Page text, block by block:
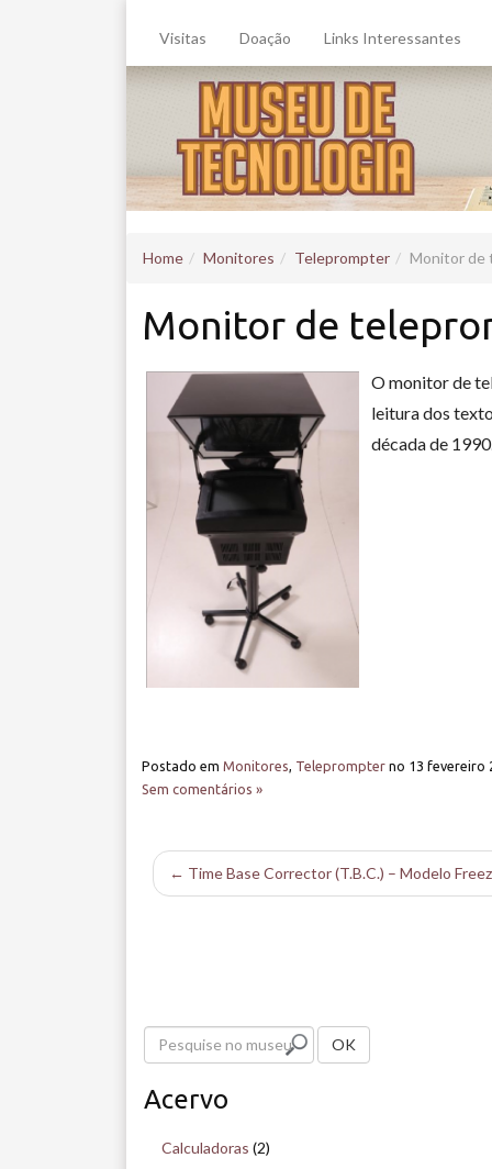
Visitas Doação Links Interessantes
Home Monitores Teleprompter Monitor de
Monitor de
O monitor de
leitura dos
década de
Postado em Monitores Teleprompterno 13 fevereiro
Sem comentários »
← Time Base Corrector (T.B.C.) – Modelo
s
OK
Acervo
Calculadoras (2)